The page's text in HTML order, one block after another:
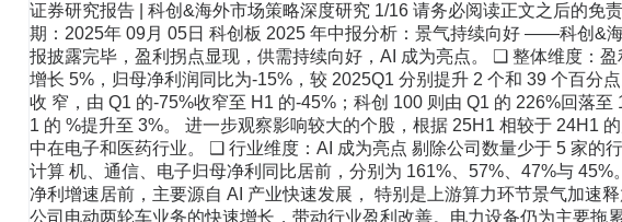
证券研究报告 | 科创&海外市场策略深度研究 1/16 请务必阅读正文之后的免责条款部分 科创&海外市场策略深度研究 报告日期：2025年 09月 05日 科创板 2025 年中报分析：景气持续向好 ——科创&海外市场策略深度报告 核心观点 科创板 2025 年中报披露完毕，盈利拐点显现，供需持续向好，AI 成为亮点。 ❑ 整体维度：盈利拐点显现 整体法下，科创板 2025H1 营业收入增长 5%，归母净利润同比为-15%，较 2025Q1 分别提升 2 个和 39 个百分点。具体到不同指数，科创 50 归母净利同比的降幅收 窄，由 Q1 的-75%收窄至 H1 的-45%；科创 100 则由 Q1 的 226%回落至 112%； 科创 200 的归母净利同比有所提高，从 Q1 的 %提升至 3%。 进一步观察影响较大的个股，根据 25H1 相较于 24H1 的归母净利润差额，改善最 为显著的前十家公司集中在电子和医药行业。 ❑ 行业维度：AI 成为亮点 剔除公司数量少于 5 家的行业，整体法统计各行业的归母净利同比，汽车、计算 机、通信、电子归母净利同比居前，分别为 161%、57%、47%与 45%。具体来看， 计算机、通信、电子等科技行业归母净利增速居前，主要源自 AI 产业快速发展， 特别是上游算力环节景气加速释放。汽车行业公司数量少，整体法口径下，九号 公司电动两轮车业务的快速增长，带动行业盈利改善。电力设备仍为主要拖累行 业，2025H1 业绩增速为-181%。如果剔除电力设备行业，科创板的中报归母净利 增速提升至 18%。 ❑ 景气前瞻：供需持续向好 就产能扩张来看，通过上市公司财报中“在建工程和固定资产之和”作为观测产 能的近似指标，并在整体法下统计环比变化。根据 2025 年中报数据，科创板的二 级行业层面约七成行业的产能扩张率为正。 就在手订单来看，通过上市公司财报中“合同负债和预收账款之和”作为观测在 手订单的近似指标，并在整体法下统计同比。根据科创板 2025 年中报数据，摩托 车及其他、风电设备、光学光电子、地面兵装Ⅱ、通信设备等行业的在手订单增 速居前。 ❑ 超预期：集中在电子医药 超预期视角之一：净利润断层。按照 2025 年中报披露口径，将“公告次日最低价 高于公告日最高价”定义为“净利润断层”。数量层面，半导体、化学制药、软件 开发、电池、生物制品等行业净利润断层的公司数量较多；占比层面，仅统计公 司数量大于 5 家的行业，轨交设备、医疗服务、元件、电池、化学制药等行业占 比较高。 超预期视角之二：一致盈利预测上调。以 2025 年和 2026 年 Wind 一致盈利预期 “9 月 1 日预测值”均高于“中报披露日的前一周预测值”为统计口径。科创板约 有 114 家上市公司存在上修情况，主要集中于电子、医药生物、机械设备、计算 机等领域。 ❑ 风险提示 新兴产业进展不及预期。统计口径误差风险。 分析师：王杨 执业证书号：S1230520080004 wangyang02@ 分析师：林琪 执业证书号：S1230525070002 linqi01@ 相关报告 1 《科创板牛市：到哪了，如何 配？》 2 《美股新高之后的三大隐忧》 科创&海外市场策略深度研究 2/16 请务必阅读正文之后的免责条款部分 正文目录 1 整体维度：盈利拐点显现 ........................................................................................................................... 4 2 行业维度：AI 成为亮点 .............................................................................................................................. 6 3 景气前瞻：供需持续向好 ........................................................................................................................... 8 产能扩张情况 ..................................................................................................................................................................... 8 在手订单情况 ..................................................................................................................................................................... 9 4 超预期：集中在电子医药 ......................................................................................................................... 10 净利润断层 ....................................................................................................................................................................... 11 一致盈利预测 ................................................................................................................................................................... 13 5 风险提示 ..................................................................................................................................................... 15 科创&海外市场策略深度研究 3/16 请务必阅读正文之后的免责条款部分 图表目录 图 1： 整体法下科创板营收与净利润情况 .................................................................................................................................... 4 图 2： 科创 50 指数走势和归母净利同比 ...................................................................................................................................... 5 图 3： 科创 100 指数走势和归母净利同比 .................................................................................................................................... 5 图 4： 科创 200 指数走势和归母净利同比 .................................................................................................................................... 5 图 5： 整体法下科创板以及剔除电新后科创板的归母净利同比 ................................................................................................ 7 表 1： 整体法下科创板主要指数的累计归母净利同比 ................................................................................................................ 4 表 2： 科创板中 2025H1 较 2024H1 归母净利润改善前十大 ...................................................................................................... 6 表 3： 科创板各行业的归母净利同比 ............................................................................................................................................ 7 表 4： 科创板各行业的产能扩张率情况 ........................................................................................................................................ 9 表 5： 科创板各行业的在手订单同比 .......................................................................................................................................... 10 表 6： 净利润断层口径下各行业的超预期情况 .......................................................................................................................... 11 表 7： 2025 年中报科创板出现净利润断层的公司 ..................................................................................................................... 12 表 8： 一致盈利预测口径下各行业的超预期情况 ...................................................................................................................... 13 表 9： 2025 年中报科创板一致盈利预测口径下超预期的公司（剔除业绩预期调整幅度<1%个股） .................................. 14 科创&海外市场策略深度研究 4/16 请务必阅读正文之后的免责条款部分 1 整体维度：盈利拐点显现 整体法下，科创板 2025H1 营业收入增长 5%，归母净利润同比为-15%，较 2025Q1 分 别提升 2 个和 39 个百分点，表明 Q2 科创板块营收与盈利双双改善，板块业绩拐点初步显 现。 图1： 整体法下科创板营收与净利润情况 资料来源：Wind，浙商证券研究所 注：业绩增速统计时剔除上年同期之后上市公司 更进一步，我们按照整体法口径，分别统计科创 50、科创 100 与科创 200 的 25H1 净 利润同比。具体来看，科创 50 归母净利同比的降幅收窄，由 Q1 的-75%收窄至 H1 的-45%； 科创 100 则由 Q1 的 226%回落至 112%；科创 200 的归母净利同比有所提高，从 Q1 的 % 提升至 3%。 表1： 整体法下科创板主要指数的累计归母净利同比 归母净利同比 2024/3/31 2024/6/30 2024/9/30 2024/12/31 2025/3/31 2025/6/30 科创板整体 -4% -20% -31% -42% -54% -15% 科创 50 14% -17% -27% -34% -75% -45% 科创 100 -76% 44% -27% -19% 226% 112% 科创 200 -47% -37% -30% -53% 0% 3% 资料来源：Wind，浙商证券研究所 注：业绩增速统计时剔除上年同期之后上市公司 -10% 0% 10% 20% 30% 40% 50% 60% 70% 80% 90% -90% -40% 10% 60% 110% 160% 科创板整体净利同比 科创板整体营收同比（右轴） 科创&海外市场策略深度研究 5/16 请务必阅读正文之后的免责条款部分 图2： 科创 50 指数走势和归母净利同比 资料来源：Wind，浙商证券研究所 注：业绩增速统计时剔除上年同期之后上市公司 图3： 科创 100 指数走势和归母净利同比 资料来源：Wind，浙商证券研究所 注：业绩增速统计时剔除上年同期之后上市公司 图4： 科创 200 指数走势和归母净利同比 资料来源：Wind，浙商证券研究所 注：业绩增速统计时剔除上年同期之后上市公司 -100% -80% -60% -40% -20% 0% 20% 40% 60% 80% 100% 600 800 1000 1200 1400 1600 1800 科创50收盘价 科创50归母净利同比 右轴 -100% -50% 0% 50% 100% 150% 200% 250% 600 800 1000 1200 1400 1600 1800 2000 科创100收盘价 科创100归母净利同比 右轴 -90% -80% -70% -60% -50% -40% -30% -20% -10% 0% 10% 400 500 600 700 800 900 1000 1100 1200 1300 1400 科创200收盘价 科创200归母净利同比 右轴 科创&海外市场策略深度研究 6/16 请务必阅读正文之后的免责条款部分 观察影响较大的个股，根据 25H1 相较于 24H1 的归母净利润差额，改善最为显著的前 十家公司集中在电子和医药行